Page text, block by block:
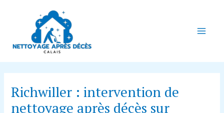
Menu
Richwiller : intervention de
nettoyage après décès sur